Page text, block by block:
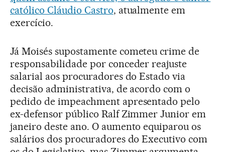
católico Cláudio Castro, atualmente em
exercício.
Já Moisés supostamente cometeu crime de
responsabilidade por conceder reajuste
salarial aos procuradores do Estado via
decisão administrativa, de acordo com o
pedido de impeachment apresentado pelo
ex-defensor público Ralf Zimmer Junior em
janeiro deste ano. O aumento equiparou os
salários dos procuradores do Executivo com